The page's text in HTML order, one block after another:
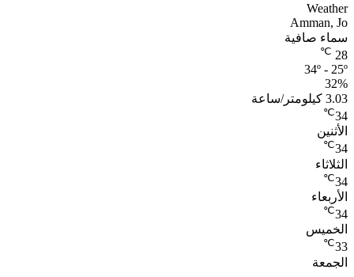
Weather
Amman, Jo
سماء صافية
28
℃
34º - 25º
32%
3.03 كيلومتر/ساعة
34
℃
الأثنين
34
℃
الثلاثاء
34
℃
الأربعاء
34
℃
الخميس
33
℃
الجمعة